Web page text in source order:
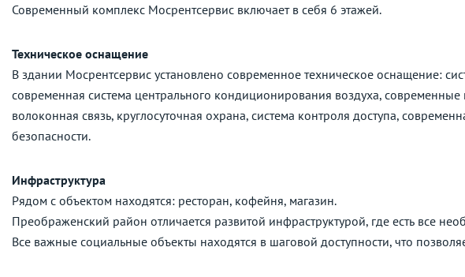
Современный комплекс Мосрентсервис включает в себя 6 этажей.
Техническое оснащение
В здании Мосрентсервис установлено современное техническое оснащение:
современная система центрального кондиционирования воздуха,
волоконная связь, круглосуточная охрана, система контроля доступа,
безопасности.
Инфраструктура
Рядом с объектом находятся: ресторан, кофейня, магазин.
Преображенский район отличается развитой инфраструктурой, где есть все
Все важные социальные объекты находятся в шаговой доступности, что